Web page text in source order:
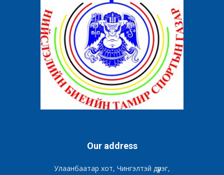
Our address
Улаанбаатар хот, Чингэлтэй дүүрэг,